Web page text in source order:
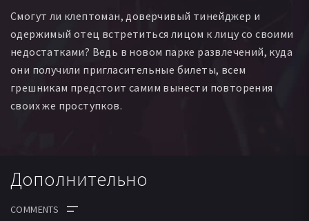
Тиллман Норсуорти Зэк Касик Джефф Тренкл
Ларри Л Эндрюс Джордж Франгадакис
Kelly Renee Miller Кортни Ортега
Элвис Дино Эскивель
Смогут ли клептоман, доверчивый тинейджер и
одержимый отец встретиться лицом к лицу со своими
недостатками? Ведь в новом парке развлечений, куда
они получили пригласительные билеты, всем
грешникам предстоит самим вынести повторения
своих же проступков.
Дополнительно